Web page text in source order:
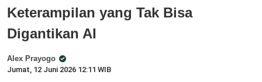
Keterampilan yang Tak Bisa
Digantikan AI
Alex Prayogo
Jumat, 12 Juni 2026 12:11 WIB